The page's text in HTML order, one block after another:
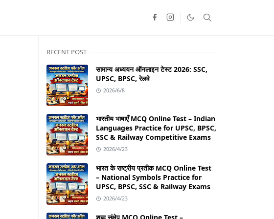
RECENT POST
सामान्य अध्ययन ऑनलाइन टेस्ट 2026: SSC,
UPSC, BPSC, रेलवे
2026/6/8
भारतीय भाषाएँ MCQ Online Test – Indian
Languages Practice for UPSC, BPSC,
SSC & Railway Competitive Exams
2026/4/23
भारत के राष्ट्रीय प्रतीक MCQ Online Test
– National Symbols Practice for
UPSC, BPSC, SSC & Railway Exams
2026/4/23